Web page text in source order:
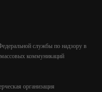
службы по надзору в
коммуникаций
организация